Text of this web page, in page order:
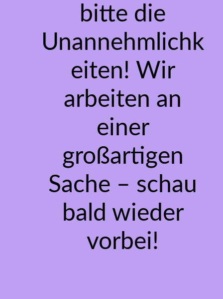
bitte die
Unannehmlichk
eiten! Wir
arbeiten an
einer
großartigen
Sache – schau
bald wieder
vorbei!